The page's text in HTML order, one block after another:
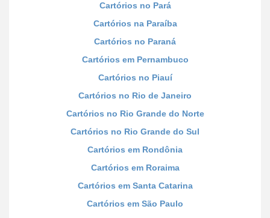
Cartórios no Pará
Cartórios na Paraíba
Cartórios no Paraná
Cartórios em Pernambuco
Cartórios no Piauí
Cartórios no Rio de Janeiro
Cartórios no Rio Grande do Norte
Cartórios no Rio Grande do Sul
Cartórios em Rondônia
Cartórios em Roraima
Cartórios em Santa Catarina
Cartórios em São Paulo